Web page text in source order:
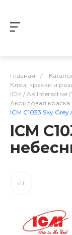
Главная /
Клеи, краски и
ICM / AK Interactive
Акриловая краска
ICM C1033 Sky
ICM